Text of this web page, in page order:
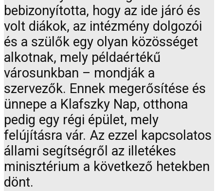
bebizonyította, hogy az ide járó és
volt diákok, az intézmény dolgozói
és a szülők egy olyan közösséget
alkotnak, mely példaértékű
városunkban – mondják a
szervezők. Ennek megerősítése és
ünnepe a Klafszky Nap, otthona
pedig egy régi épület, mely
felújításra vár. Az ezzel kapcsolatos
állami segítségről az illetékes
minisztérium a következő hetekben
dönt.